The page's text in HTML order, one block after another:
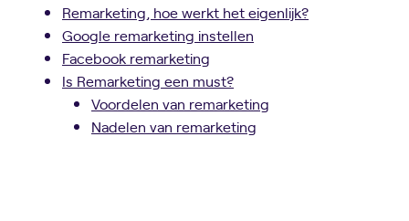
Remarketing, hoe werkt het eigenlijk?
Google remarketing instellen
Facebook remarketing
Is Remarketing een must?
Voordelen van remarketing
Nadelen van remarketing